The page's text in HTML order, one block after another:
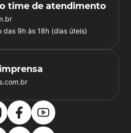
time de atendimento
das 9h às 18h (dias úteis)